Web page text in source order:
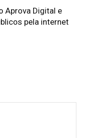
Aprova Digital e
pela internet